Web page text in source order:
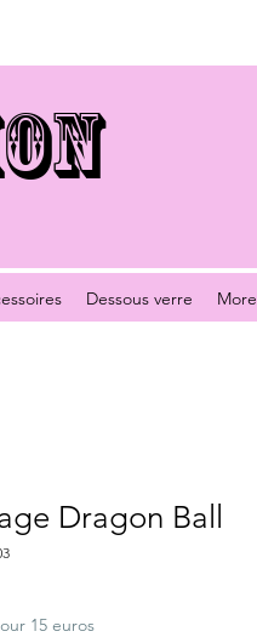
Dessous verre More
Dragon Ball
15 euros